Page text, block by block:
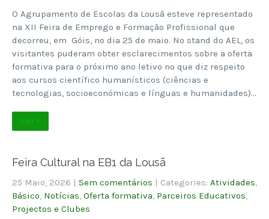
O Agrupamento de Escolas da Lousã esteve representado
na XII Feira de Emprego e Formação Profissional que
decorreu, em Góis, no dia 25 de maio. No stand do AEL, os
visitantes puderam obter esclarecimentos sobre a oferta
formativa para o próximo ano letivo no que diz respeito
aos cursos científico humanísticos (ciências e
tecnologias, socioeconómicas e línguas e humanidades)…
Ler +
Feira Cultural na EB1 da Lousã
25 Maio, 2026 | Sem comentários | Categories: Atividades
Básico Notícias Oferta formativa Parceiros Educativos
Projectos e Clubes